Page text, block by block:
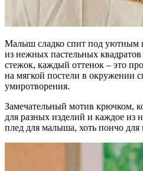
Малыш сладко спит под уютным
из нежных пастельных
стежок, каждый оттенок – это
на мягкой постели в окружении
умиротворения.
Замечательный мотив крючком,
для разных изделий и каждое
плед для малыша, хоть пончо